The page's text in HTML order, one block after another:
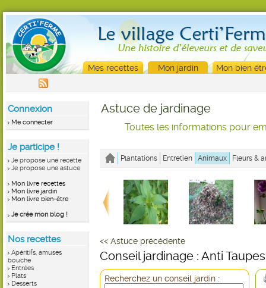
Mes recettes Mon jardin Mon bien
Connexion
Me connecter
Je participe !
Je propose une recette
Je propose une astuce
Mon livre recettes
Mon livre jardin
Mon livre bien-être
Je crée mon blog !
Nos recettes
Apéritifs, amuses
bouche
Entrées
Plats
Desserts
Astuce de jardinage
Toutes les informations pour
Plantations Entretien Animaux Fleurs &
<< Astuce précédente
Conseil jardinage : Anti
Recherchez un conseil jardin :